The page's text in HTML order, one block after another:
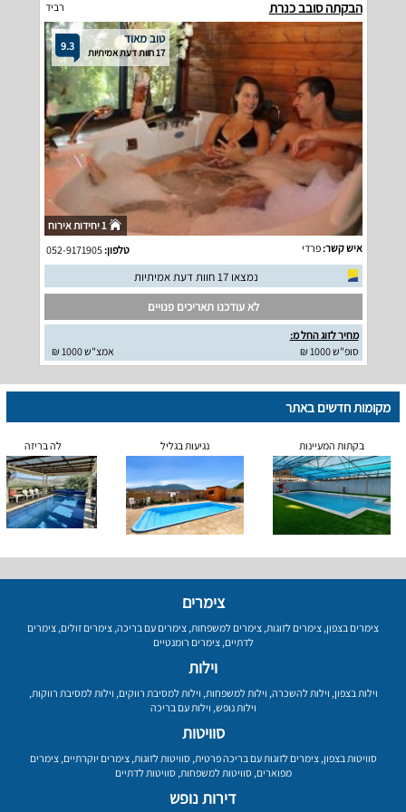
הבקתה סובב כנרת רביד
9.3 טוב מאוד
17 חוות דעת אמיתיות
1 יחידות אירוח
איש קשר:פרדי טלפון:052-9171905
נמצאו 17 חוות דעת אמיתיות
לא עודכנו תאריכים פנויים
מחיר לזוג החל מ:
סופ"ש 1000 ₪
אמצ"ש 1000 ₪
מקומות חדשים באתר
בקתות המעיינות נגיעות בגליל לה בריזה
צימרים
צימרים בצפון, צימרים לזוגות, צימרים למשפחות, צימרים עם בריכה, צימרים זולים, צימרים
לדתיים,צימרים רומנטיים
וילות
וילות בצפון, וילות להשכרה, וילות למשפחות, וילות למסיבת רווקים, וילות למסיבת רווקות,
וילות נופש, וילות עם בריכה
סוויטות
סוויטות בצפון,צימרים לזוגות עם בריכה פרטית,סוויטות לזוגות,צימרים יוקרתיים,צימרים
מפוארים,סוויטות למשפחות,סוויטות לדתיים
דירות נופש